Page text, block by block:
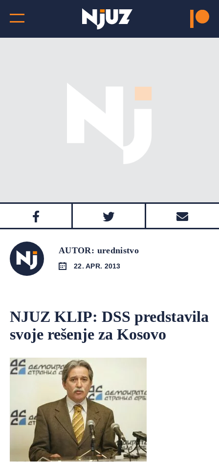
AUTOR: urednistvo
22. APR. 2013
NJUZ KLIP: DSS predstavila
svoje rešenje za Kosovo